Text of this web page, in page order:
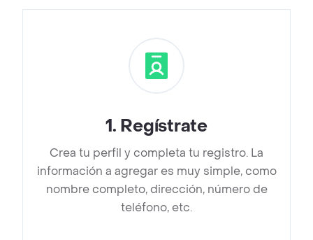
1. Regístrate
Crea tu perfil y completa tu registro. La
información a agregar es muy simple, como
nombre completo, dirección, número de
teléfono, etc.